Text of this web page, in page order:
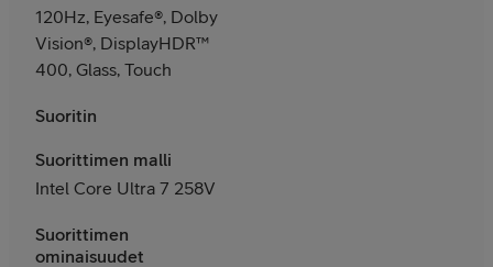
120Hz, Eyesafe®, Dolby
Vision®, DisplayHDR™
400, Glass, Touch
Suoritin
Suorittimen malli
Intel Core Ultra 7 258V
Suorittimen
ominaisuudet